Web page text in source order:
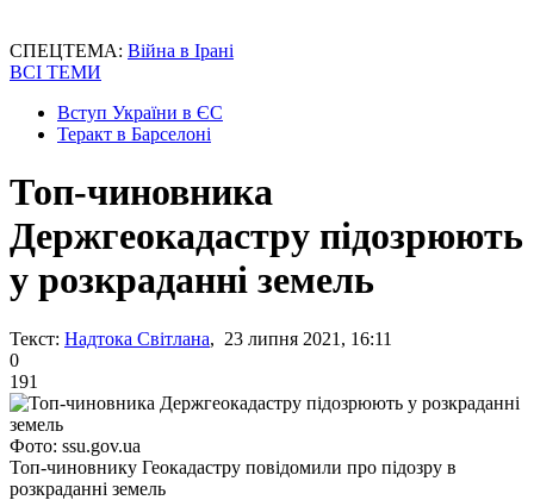
СПЕЦТЕМА: Війна в Ірані
ВСІ ТЕМИ
Вступ України в ЄС
Теракт в Барселоні
Топ-чиновника
Держгеокадастру підозрюють
у розкраданні земель
Текст: Надтока Світлана, 23 липня 2021, 16:11
0
191
Фото: ssu.gov.ua
Топ-чиновнику Геокадастру повідомили про підозру в
розкраданні земель